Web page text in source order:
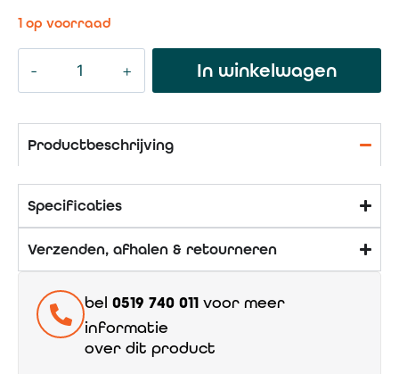
1 op voorraad
In winkelwagen
Productbeschrijving
Specificaties
Verzenden, afhalen & retourneren
bel 0519 740 011 voor meer
informatie
over dit product